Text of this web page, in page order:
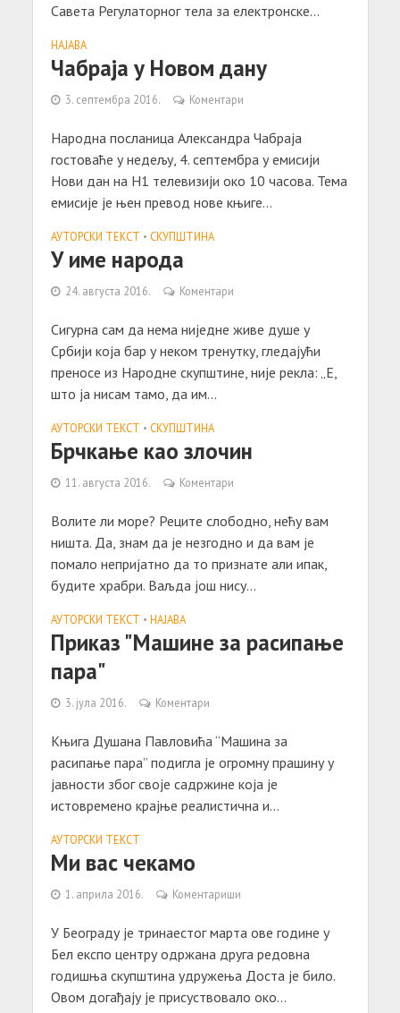
Савета Регулаторног тела за електронске...
НАЈАВА
Чабраја у Новом дану
3. септембра 2016. Коментари
Народна посланица Александра Чабраја
гостоваће у недељу, 4. септембра у емисији
Нови дан на Н1 телевизији око 10 часова. Тема
емисије је њен превод нове књиге...
АУТОРСКИ ТЕКСТ • СКУПШТИНА
У име народа
24. августа 2016. Коментари
Сигурна сам да нема ниједне живе душе у
Србији која бар у неком тренутку, гледајући
преносе из Народне скупштине, није рекла: „Е,
што ја нисам тамо, да им...
АУТОРСКИ ТЕКСТ • СКУПШТИНА
Брчкање као злочин
11. августа 2016. Коментари
Волите ли море? Реците слободно, нећу вам
ништа. Да, знам да је незгодно и да вам је
помало непријатно да то признате али ипак,
будите храбри. Ваљда још нису...
АУТОРСКИ ТЕКСТ • НАЈАВА
Приказ "Машине за расипање
пара"
3. јула 2016. Коментари
Књига Душана Павловића “Машина за
расипање пара” подигла је огромну прашину у
јавности због своје садржине која је
истовремено крајње реалистична и...
АУТОРСКИ ТЕКСТ
Ми вас чекамо
1. априла 2016. Коментариши
У Београду је тринаестог марта ове године у
Бел експо центру одржана друга редовна
годишња скупштина удружења Доста је било.
Овом догађају је присуствовало око...